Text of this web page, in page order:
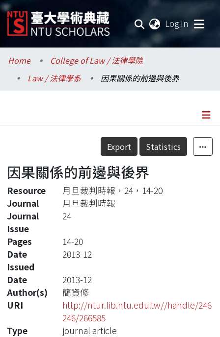
Log In
Communities & Collections
Research Outputs
Statistics
Home
College of Law / 法律學院
Law / 法律學系
因果關係的前邊與後界
Details
Export Statistics
因果關係的前邊與後界
Resource
月旦裁判時報，24，14-20
Journal
月旦裁判時報
Journal
Issue
24
Pages
14-20
Date
Issued
2013-12
Date
2013-12
Author(s)
簡資修
URI
http://ntur.lib.ntu.edu.tw//handle/246
246/266585
Type
journal article